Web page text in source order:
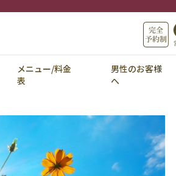
メニュー/料金
表
男性のお客様
へ